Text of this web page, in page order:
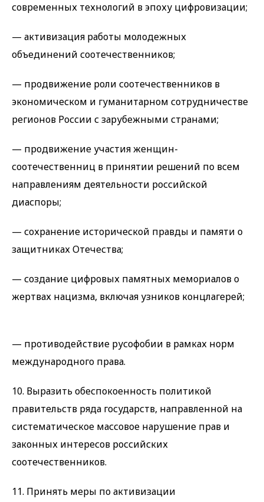
современных технологий в эпоху цифровизации;
— активизация работы молодежных
объединений соотечественников;
— продвижение роли соотечественников в
экономическом и гуманитарном сотрудничестве
регионов России с зарубежными странами;
— продвижение участия женщин-
соотечественниц в принятии решений по всем
направлениям деятельности российской
диаспоры;
— сохранение исторической правды и памяти о
защитниках Отечества;
— создание цифровых памятных мемориалов о
жертвах нацизма, включая узников концлагерей;
— противодействие русофобии в рамках норм
международного права.
10. Выразить обеспокоенность политикой
правительств ряда государств, направленной на
систематическое массовое нарушение прав и
законных интересов российских
соотечественников.
11. Принять меры по активизации